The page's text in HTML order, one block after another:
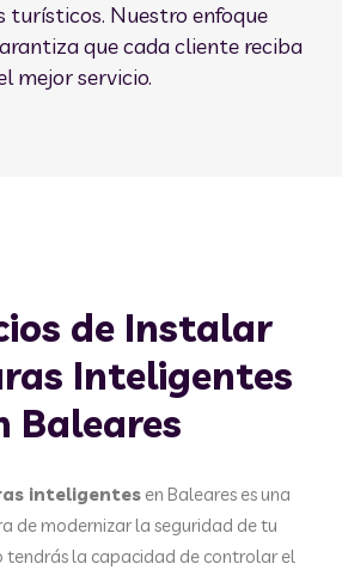
turísticos. Nuestro enfoque
que cada cliente reciba
mejor servicio.
de Instalar
Inteligentes
Baleares
inteligentesen Baleares es una
de modernizar la seguridad de tu
tendrás la capacidad de controlar el